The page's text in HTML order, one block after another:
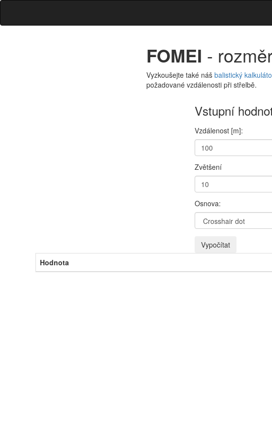
FOMEI -
Vyzkoušejte také náš balistický
požadované vzdálenosti při střelbě.
Vstupní
Vzdálenost [m]:
Vzdálenost
(cm)
Zvětšení
Vzdálenost
Osnova:
Osnova
Vypočítat
Hodnota